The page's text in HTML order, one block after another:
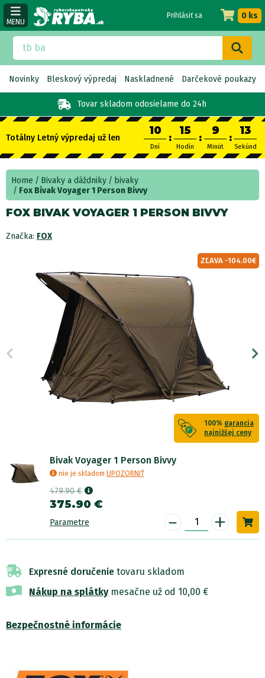
MENU
Tovar skladom odosielame do 24h
Prihlásiť sa 0 ks
Novinky Bleskový výpredaj Naskladnené Darčekové poukazy
Totálny Letný výpredaj už len
10
Dní
:
15
Hodín
:
9
Minút
:
13
Sekúnd
Home Bivaky a dáždniky
bivaky
Fox Bivak Voyager 1 Person Bivvy
FOX BIVAK VOYAGER 1 PERSON BIVVY
Značka: FOX
ZĽAVA -104.00€
100% garancia
najnižšej ceny
Bivak Voyager 1 Person Bivvy
nie je skladom UPOZORNIŤ
479.90 €
375.90 €
Parametre - +
Expresné doručenie tovaru skladom
Nákup na splátkymesačne už od 10,00 €
Bezpečnostné informácie